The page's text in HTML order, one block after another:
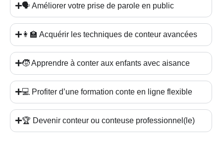
🗣️ Améliorer votre prise de parole en public
👩‍🏫 Acquérir les techniques de conteur avancées
🧒 Apprendre à conter aux enfants avec aisance
💻 Profiter d’une formation conte en ligne flexible
🏆 Devenir conteur ou conteuse professionnel(le)